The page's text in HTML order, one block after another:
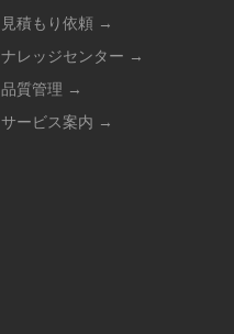
見積もり依頼 →
ナレッジセンター →
品質管理 →
サービス案内 →